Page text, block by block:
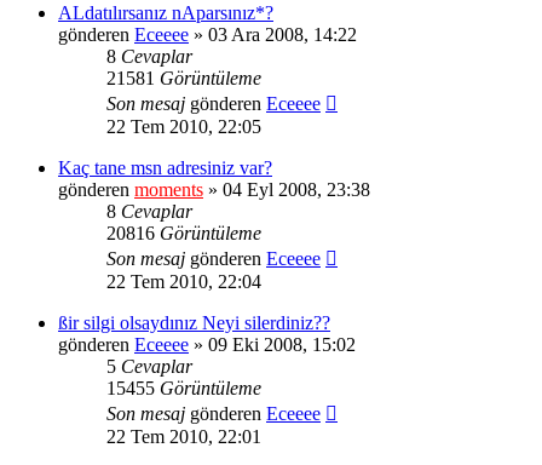
ALdatılırsanız nAparsınız*?
gönderen Eceeee » 03 Ara 2008, 14:22
8 Cevaplar
21581 Görüntüleme
Son mesaj gönderen Eceeee
22 Tem 2010, 22:05
Kaç tane msn adresiniz var?
gönderen moments » 04 Eyl 2008, 23:38
8 Cevaplar
20816 Görüntüleme
Son mesaj gönderen Eceeee
22 Tem 2010, 22:04
ßir silgi olsaydınız Neyi silerdiniz??
gönderen Eceeee » 09 Eki 2008, 15:02
5 Cevaplar
15455 Görüntüleme
Son mesaj gönderen Eceeee
22 Tem 2010, 22:01